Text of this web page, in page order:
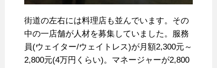
街道の左右には料理店も並んでいます。その
中の一店舗が人材を募集していました。服務
員(ウェイター/ウェイトレス)が月額2,300元～
2,800元(4万円くらい)。マネージャーが2,800